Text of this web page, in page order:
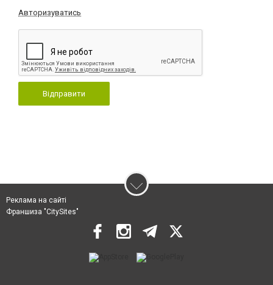
Авторизуватись
Відправити
Реклама на сайті
Франшиза "CitySites"